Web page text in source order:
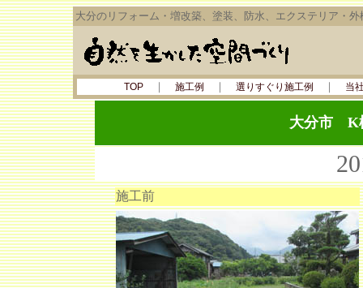
大分のリフォーム・増改築、塗装、防水、エクステリア・
TOP｜ 施工例 ｜ 選りすぐり施工例 ｜ 当
大分市
施工前